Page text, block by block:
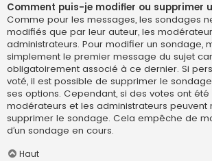
Comment puis-je modifier ou supprimer
Comme pour les messages, les sondages
modifiés que par leur auteur, les
administrateurs. Pour modifier un sondage,
simplement le premier message du sujet
obligatoirement associé à ce dernier. Si
voté, il est possible de supprimer le
ses options. Cependant, si des votes ont été
modérateurs et les administrateurs peuvent
supprimer le sondage. Cela empêche de
d’un sondage en cours.
Haut